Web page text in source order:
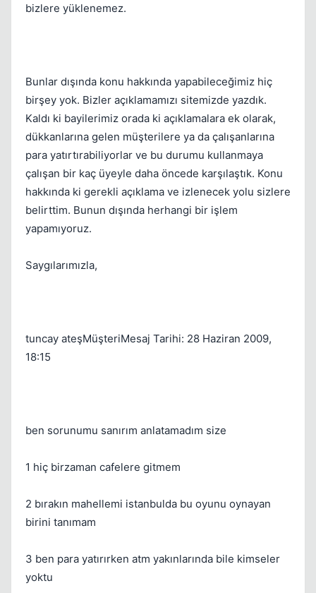
bizlere yüklenemez.
Bunlar dışında konu hakkında yapabileceğimiz hiç
birşey yok. Bizler açıklamamızı sitemizde yazdık.
Kaldı ki bayilerimiz orada ki açıklamalara ek olarak,
dükkanlarına gelen müşterilere ya da çalışanlarına
para yatırtırabiliyorlar ve bu durumu kullanmaya
çalışan bir kaç üyeyle daha öncede karşılaştık. Konu
hakkında ki gerekli açıklama ve izlenecek yolu sizlere
belirttim. Bunun dışında herhangi bir işlem
yapamıyoruz.
Saygılarımızla,
tuncay ateşMüşteriMesaj Tarihi: 28 Haziran 2009,
18:15
ben sorunumu sanırım anlatamadım size
1 hiç birzaman cafelere gitmem
2 bırakın mahellemi istanbulda bu oyunu oynayan
birini tanımam
3 ben para yatırırken atm yakınlarında bile kimseler
yoktu